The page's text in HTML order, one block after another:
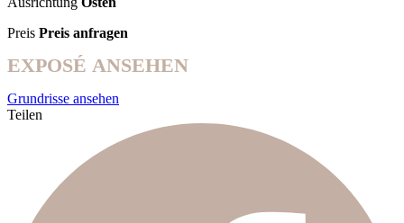
Preis Preis anfragen
EXPOSÉ ANSEHEN
Grundrisse ansehen
Teilen